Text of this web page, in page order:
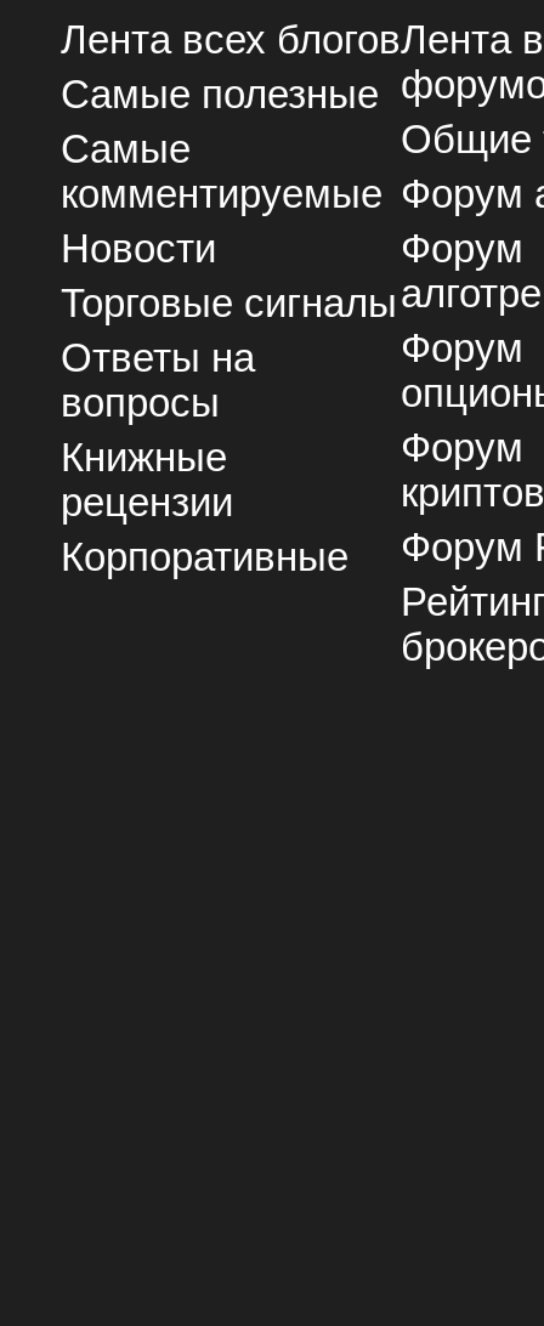
Лента всех блогов
Самые полезные
Самые
комментируемые
Новости
Торговые сигналы
Ответы на
вопросы
Книжные
рецензии
Корпоративные
Лента
Общие
Форум
Форум
Форум
Форум
Форум